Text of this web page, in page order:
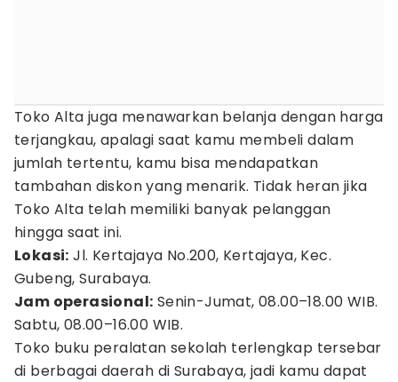
Toko Alta juga menawarkan belanja dengan harga
terjangkau, apalagi saat kamu membeli dalam
jumlah tertentu, kamu bisa mendapatkan
tambahan diskon yang menarik. Tidak heran jika
Toko Alta telah memiliki banyak pelanggan
hingga saat ini.
Lokasi: Jl. Kertajaya No.200, Kertajaya, Kec.
Gubeng, Surabaya.
Jam operasional: Senin-Jumat, 08.00–18.00 WIB.
Sabtu, 08.00–16.00 WIB.
Toko buku peralatan sekolah terlengkap tersebar
di berbagai daerah di Surabaya, jadi kamu dapat